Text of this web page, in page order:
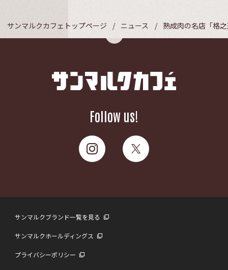
サンマルクカフェトップページ ニュース 熟成肉の名店「格
Follow us!
サンマルクブランド一覧を見る
サンマルクホールディングス
プライバシーポリシー